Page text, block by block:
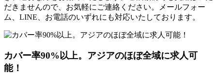
だきませんので、お気軽にご連絡ください。メールフォー
ム、LINE、お電話のいずれにも対応いたしております。
カバー率90%以上。アジアのほぼ全域に求人可
能！